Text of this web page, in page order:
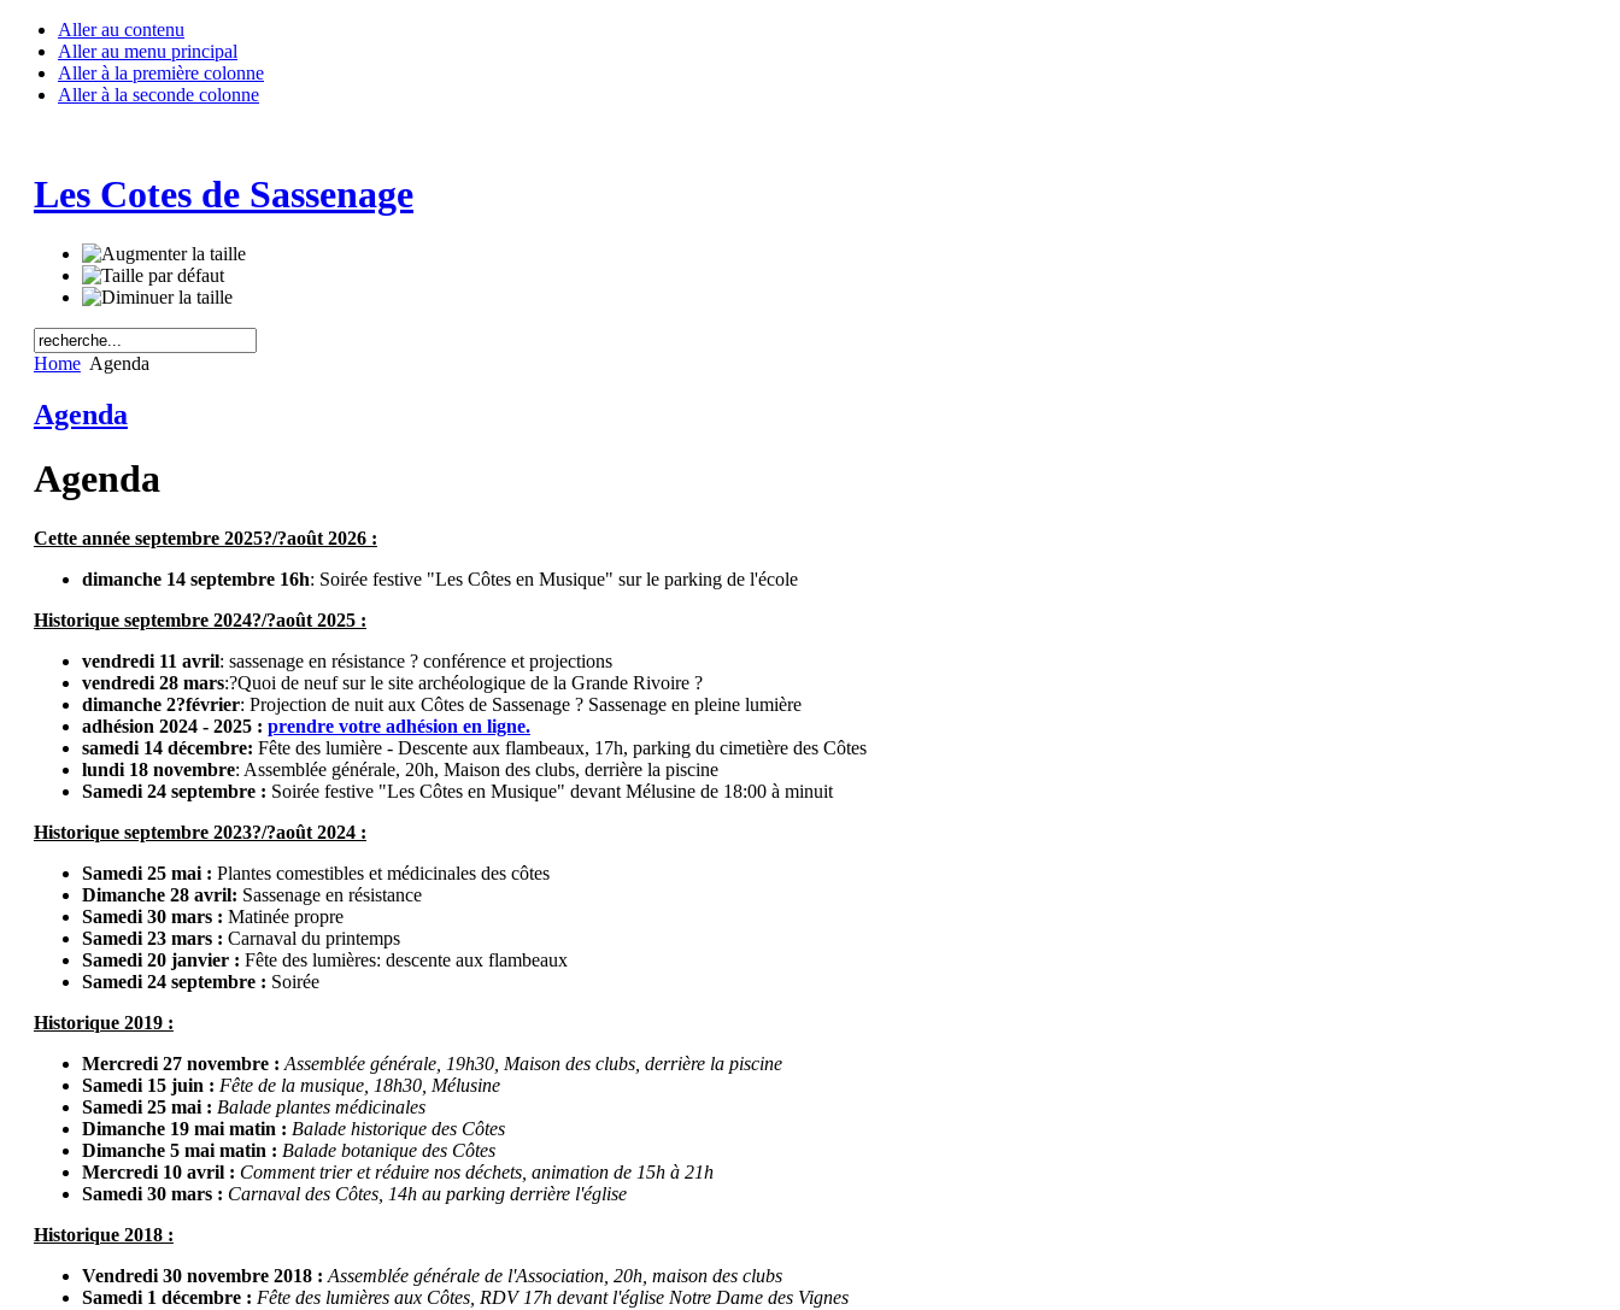
Aller au contenu
Aller au menu principal
Aller à la première colonne
Aller à la seconde colonne
Les Cotes de Sassenage
Home Agenda
Agenda
Agenda
Cette année septembre 2025?/?août 2026 :
dimanche 14 septembre 16h: Soirée festive "Les Côtes en Musique" sur le parking de l'école
Historique septembre 2024?/?août 2025 :
vendredi 11 avril: sassenage en résistance ? conférence et projections
vendredi 28 mars:?Quoi de neuf sur le site archéologique de la Grande Rivoire ?
dimanche 2?février: Projection de nuit aux Côtes de Sassenage ? Sassenage en pleine lumière
adhésion 2024 - 2025 : prendre votre adhésion en ligne.
samedi 14 décembre: Fête des lumière - Descente aux flambeaux, 17h, parking du cimetière des Côtes
lundi 18 novembre: Assemblée générale, 20h, Maison des clubs, derrière la piscine
Samedi 24 septembre : Soirée festive "Les Côtes en Musique" devant Mélusine de 18:00 à minuit
Historique septembre 2023?/?août 2024 :
Samedi 25 mai : Plantes comestibles et médicinales des côtes
Dimanche 28 avril: Sassenage en résistance
Samedi 30 mars : Matinée propre
Samedi 23 mars : Carnaval du printemps
Samedi 20 janvier : Fête des lumières: descente aux flambeaux
Samedi 24 septembre : Soirée
Historique 2019 :
Mercredi 27 novembre : Assemblée générale, 19h30, Maison des clubs, derrière la piscine
Samedi 15 juin : Fête de la musique, 18h30, Mélusine
Samedi 25 mai : Balade plantes médicinales
Dimanche 19 mai matin : Balade historique des Côtes
Dimanche 5 mai matin : Balade botanique des Côtes
Mercredi 10 avril : Comment trier et réduire nos déchets, animation de 15h à 21h
Samedi 30 mars : Carnaval des Côtes, 14h au parking derrière l'église
Historique 2018 :
Vendredi 30 novembre 2018 : Assemblée générale de l'Association, 20h, maison des clubs
Samedi 1 décembre : Fête des lumières aux Côtes, RDV 17h devant l'église Notre Dame des Vignes